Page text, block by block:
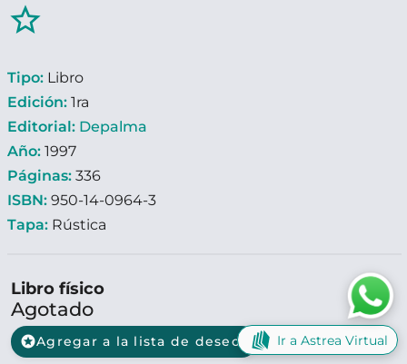
star_border
Tipo: Libro
Edición: 1ra
Editorial: Depalma
Año: 1997
Páginas: 336
ISBN: 950-14-0964-3
Tapa: Rústica
Libro físico
Agotado
starsAgregar a la lista de deseos Ir a Astrea Virtual